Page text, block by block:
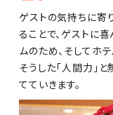
ゲストの気持ちに寄
ることで、ゲストに
ムのため、そしてホ
そうした「人間力」
てていきます。